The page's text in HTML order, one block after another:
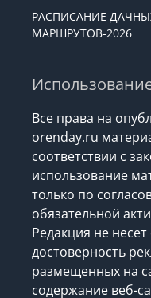
РАСПИСАНИЕ
МАРШРУТОВ-2026
Все права на
orenday.ru
соответствии с
использование
только по
обязательной
Редакция не
достоверность
размещенных на
содержание веб-